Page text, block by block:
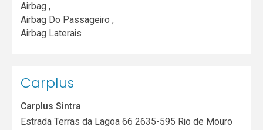
Airbag ,
Airbag Do Passageiro ,
Airbag Laterais
Carplus
Carplus Sintra
Estrada Terras da Lagoa 66 2635-595 Rio de Mouro